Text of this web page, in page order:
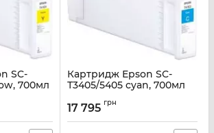
SC-
700мл
Картридж Epson SC-
Т3405/5405 cyan, 700мл
17 795 грн